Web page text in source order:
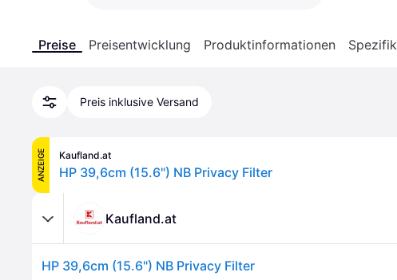
Preise Preisentwicklung Produktinformationen
Preis inklusive Versand
ANZEIGE Kaufland.at
HP 39,6cm (15.6") NB Privacy Filter
Kaufland.at
HP 39,6cm (15.6") NB Privacy Filter